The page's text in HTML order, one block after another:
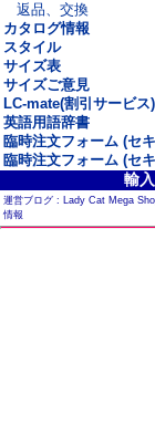
返品、交換
カタログ情報
スタイル
サイズ表
サイズご意見
LC-mate(割引サービス)
英語用語辞書
臨時注文フォーム (セ
臨時注文フォーム (セ
輸
運営ブログ : Lady Cat Mega
情報